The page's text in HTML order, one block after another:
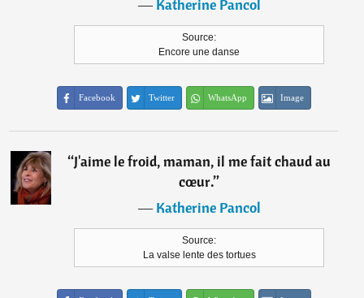
―Katherine Pancol
Source:
Encore une danse
Facebook Twitter WhatsApp Image
“J'aime le froid, maman, il me fait chaud au
cœur.”
―Katherine Pancol
Source:
La valse lente des tortues